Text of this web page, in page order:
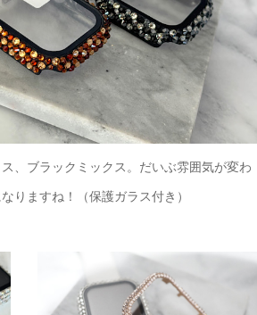
、ブラックミックス。だいぶ雰囲気が変わ
りますね！（保護ガラス付き）